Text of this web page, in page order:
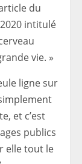
du
intitulé
vie. »
ligne sur
et c’est
publics
elle tout le